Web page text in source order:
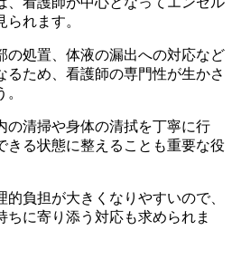
れます。
の処置、体液の漏出への対応など
るため、看護師の専門性が生かさ
の清掃や身体の清拭を丁寧に行
きる状態に整えることも重要な役
負担が大きくなりやすいので、
ちに寄り添う対応も求められま